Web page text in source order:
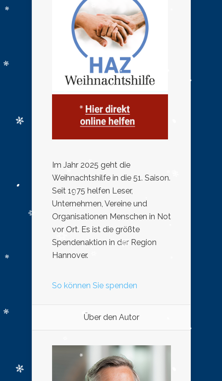
Im Jahr 2025 geht die
Weihnachtshilfe in die 51. Saison.
Seit 1975 helfen Leser,
Unternehmen, Vereine und
Organisationen Menschen in Not
vor Ort. Es ist die größte
Spendenaktion in der Region
Hannover.
So können Sie spenden
Über den Autor